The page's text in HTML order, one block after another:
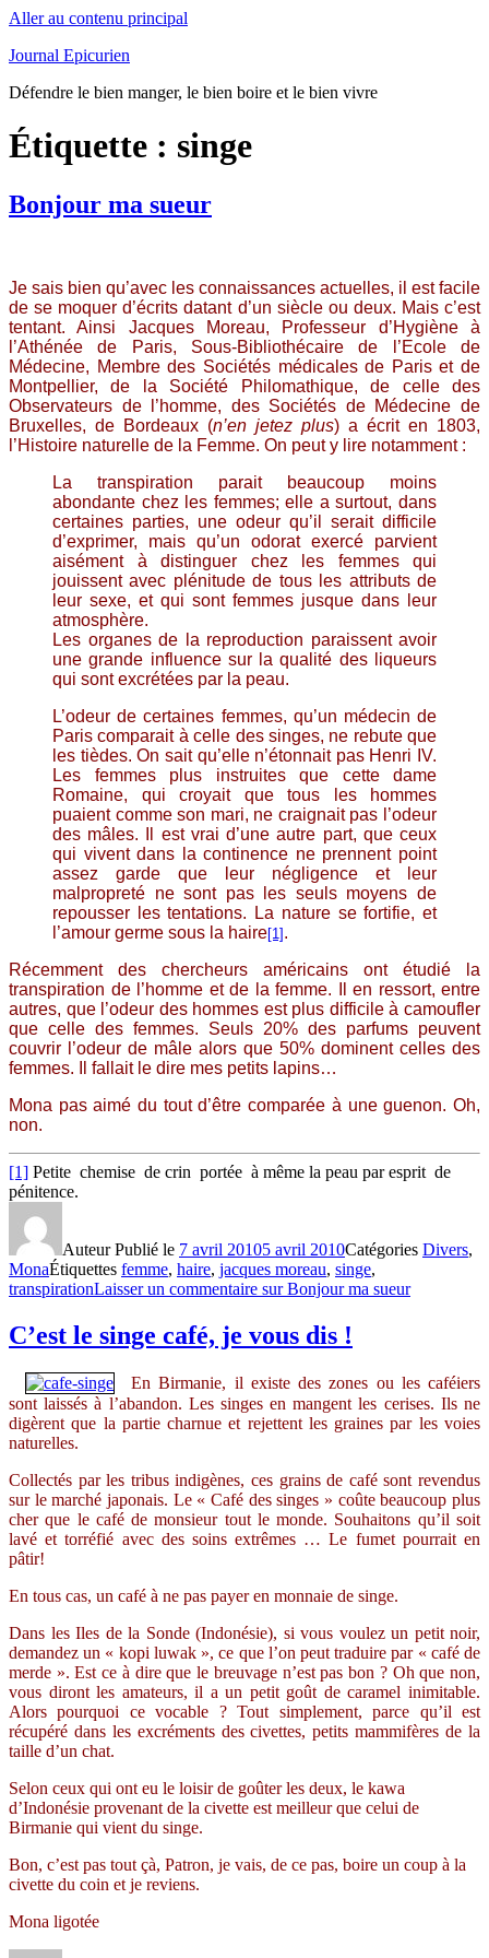
Aller au contenu principal
Journal Epicurien
Défendre le bien manger, le bien boire et le bien vivre
Étiquette : singe
Bonjour ma sueur
Je sais bien qu’avec les connaissances actuelles, il est facile
de se moquer d’écrits datant d’un siècle ou deux. Mais c’est
tentant. Ainsi Jacques Moreau, Professeur d’Hygiène à
l’Athénée de Paris, Sous-Bibliothécaire de l’Ecole de
Médecine, Membre des Sociétés médicales de Paris et de
Montpellier, de la Société Philomathique, de celle des
Observateurs de l’homme, des Sociétés de Médecine de
Bruxelles, de Bordeaux (n’en jetez plus) a écrit en 1803,
l’Histoire naturelle de la Femme. On peut y lire notamment :
La transpiration parait beaucoup moins
abondante chez les femmes; elle a surtout, dans
certaines parties, une odeur qu’il serait difficile
d’exprimer, mais qu’un odorat exercé parvient
aisément à distinguer chez les femmes qui
jouissent avec plénitude de tous les attributs de
leur sexe, et qui sont femmes jusque dans leur
atmosphère.
Les organes de la reproduction paraissent avoir
une grande influence sur la qualité des liqueurs
qui sont excrétées par la peau.
L’odeur de certaines femmes, qu’un médecin de
Paris comparait à celle des singes, ne rebute que
les tièdes. On sait qu’elle n’étonnait pas Henri IV.
Les femmes plus instruites que cette dame
Romaine, qui croyait que tous les hommes
puaient comme son mari, ne craignait pas l’odeur
des mâles. Il est vrai d’une autre part, que ceux
qui vivent dans la continence ne prennent point
assez garde que leur négligence et leur
malpropreté ne sont pas les seuls moyens de
repousser les tentations. La nature se fortifie, et
l’amour germe sous la haire[1] .
Récemment des chercheurs américains ont étudié la
transpiration de l’homme et de la femme. Il en ressort, entre
autres, que l’odeur des hommes est plus difficile à camoufler
que celle des femmes. Seuls 20% des parfums peuvent
couvrir l’odeur de mâle alors que 50% dominent celles des
femmes. Il fallait le dire mes petits lapins…
Mona pas aimé du tout d’être comparée à une guenon. Oh,
non.
[1] Petite chemise de crin portée à même la peau par esprit de
pénitence.
AuteurPublié le 7 avril 20105 avril 2010Catégories Divers,
MonaÉtiquettes femme, haire, jacques moreau, singe,
transpirationLaisser un commentaire sur Bonjour ma sueur
C’est le singe café, je vous dis !
En Birmanie, il existe des zones ou les caféiers
sont laissés à l’abandon. Les singes en mangent les cerises. Ils ne
digèrent que la partie charnue et rejettent les graines par les voies
naturelles.
Collectés par les tribus indigènes, ces grains de café sont revendus
sur le marché japonais. Le « Café des singes » coûte beaucoup plus
cher que le café de monsieur tout le monde. Souhaitons qu’il soit
lavé et torréfié avec des soins extrêmes … Le fumet pourrait en
pâtir!
En tous cas, un café à ne pas payer en monnaie de singe.
Dans les Iles de la Sonde (Indonésie), si vous voulez un petit noir,
demandez un « kopi luwak », ce que l’on peut traduire par « café de
merde ». Est ce à dire que le breuvage n’est pas bon ? Oh que non,
vous diront les amateurs, il a un petit goût de caramel inimitable.
Alors pourquoi ce vocable ? Tout simplement, parce qu’il est
récupéré dans les excréments des civettes, petits mammifères de la
taille d’un chat.
Selon ceux qui ont eu le loisir de goûter les deux, le kawa
d’Indonésie provenant de la civette est meilleur que celui de
Birmanie qui vient du singe.
Bon, c’est pas tout çà, Patron, je vais, de ce pas, boire un coup à la
civette du coin et je reviens.
Mona ligotée